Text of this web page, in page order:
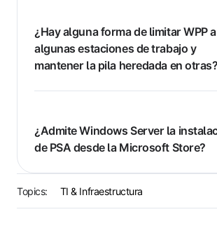
¿Hay alguna forma de limitar WPP a
algunas estaciones de trabajo y
mantener la pila heredada en otras?
¿Admite Windows Server la
de PSA desde la Microsoft Store?
Topics: TI & Infraestructura